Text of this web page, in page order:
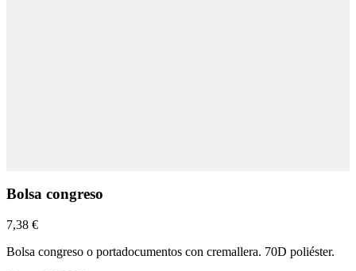
Bolsa congreso
7,38 €
Bolsa congreso o portadocumentos con cremallera. 70D poliéster.